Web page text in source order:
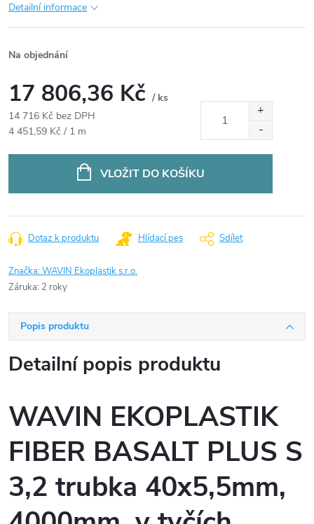
Detailní informace
Na objednání
17 806,36 Kč / ks
14 716 Kč bez DPH
Měrná
4 451,59 Kč / 1 m
VLOŽIT DO KOŠÍKU
Dotaz k produktu Hlídací pes Sdílet
Značka:WAVIN Ekoplastik s.r.o.
Záruka: 2 roky
Popis produktu
Detailní popis produktu
WAVIN EKOPLASTIK
FIBER BASALT PLUS S
3,2 trubka 40x5,5mm,